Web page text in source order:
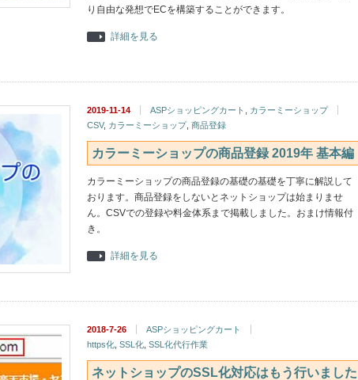
り自由な発想でECを構築することができます。
詳細を見る
2019-11-14 ASPショッピングカート
カラーミーショップ
CSV, カラーミーショップ, 商品登録
カラーミーショップの商品登録 2019年 基本編
カラーミーショップの商品登録の基礎の基礎を丁寧に解説して
おります。商品登録をしないとネットショップは始まりませ
ん。CSVでの登録や料金体系まで掲載しました。おまけ情報付
き。
詳細を見る
2018-7-26
ASPショッピングカート
https化 SSL化 SSL化代行作業
ネットショップのSSL化対応はもう行いました